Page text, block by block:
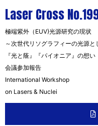
Laser Cross
極端紫外（EUV)光源研究の現状
～次世代リソグラフィーの光源と
『光と蔭』『パイオニア』の想い
会議参加報告
International Workshop
on Lasers & Nuclei